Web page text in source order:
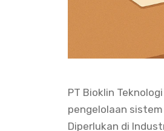
PT Bioklin
pengelolaan
Diperlukan di